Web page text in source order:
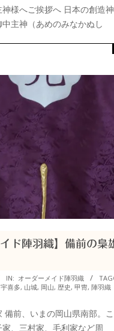
様へご挨拶へ 日本の創造
主神（あめのみなかぬし
イド陣羽織】備前の梟
IN: オーダーメイド陣羽織
宇喜多, 山城, 岡山, 歴史, 甲冑, 陣羽織
備前、いまの岡山県南部。
、三村家、毛利家など周